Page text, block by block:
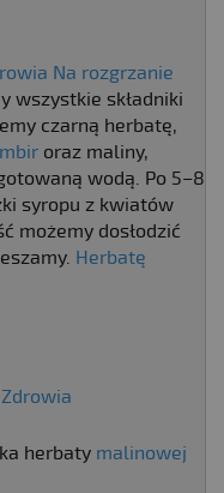
Na rozgrzanie
wszystkie składniki
czarną herbatę,
oraz maliny,
wodą. Po 5–8
syropu z kwiatów
możemy dosłodzić
Herbatę
herbaty malinowej